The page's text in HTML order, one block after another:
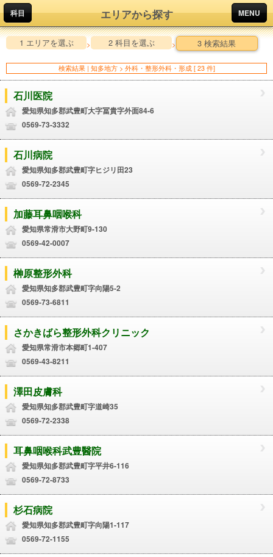
科目 エリアから探す MENU
1 エリアを選ぶ > 2 科目を選ぶ > 3 検索結果
検索結果 | 知多地方 > 外科・整形外科・形成 [ 23 件]
石川医院
愛知県知多郡武豊町大字冨貴字外面84-6
0569-73-3332
石川病院
愛知県知多郡武豊町字ヒジリ田23
0569-72-2345
加藤耳鼻咽喉科
愛知県常滑市大野町9-130
0569-42-0007
榊原整形外科
愛知県知多郡武豊町字向陽5-2
0569-73-6811
さかきばら整形外科クリニック
愛知県常滑市本郷町1-407
0569-43-8211
澤田皮膚科
愛知県知多郡武豊町字道崎35
0569-72-2338
耳鼻咽喉科武豊醫院
愛知県知多郡武豊町字平井6-116
0569-72-8733
杉石病院
愛知県知多郡武豊町字向陽1-117
0569-72-1155